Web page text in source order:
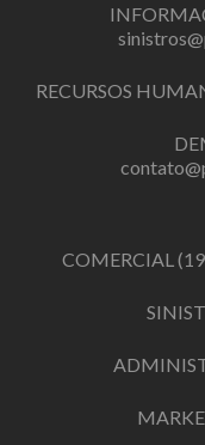
RECURSOS
COMERCIAL